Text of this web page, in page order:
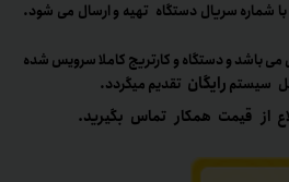
از قیمت همکار تماس بگیرید.
شماره سریال دستگاه تهیه و ارسال می شود.
باشد و دستگاه و کارتریج کاملا سرویس شده
سیستم رایگان تقدیم میگردد.​​​​​​​